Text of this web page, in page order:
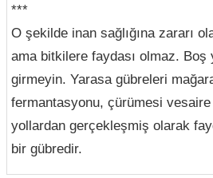
***
O şekilde inan sağlığına zararı
ama bitkilere faydası olmaz. Boş
girmeyin. Yarasa gübreleri
fermantasyonu, çürümesi
yollardan gerçekleşmiş olarak
bir gübredir.